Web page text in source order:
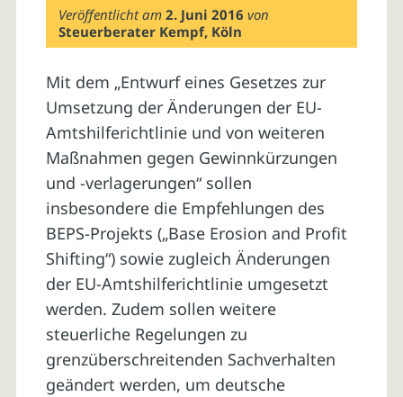
Veröffentlicht am2. Juni 2016 von
Steuerberater Kempf, Köln
Mit dem „Entwurf eines Gesetzes zur
Umsetzung der Änderungen der EU-
Amtshilferichtlinie und von weiteren
Maßnahmen gegen Gewinnkürzungen
und -verlagerungen“ sollen
insbesondere die Empfehlungen des
BEPS-Projekts („Base Erosion and Profit
Shifting“) sowie zugleich Änderungen
der EU-Amtshilferichtlinie umgesetzt
werden. Zudem sollen weitere
steuerliche Regelungen zu
grenzüberschreitenden Sachverhalten
geändert werden, um deutsche